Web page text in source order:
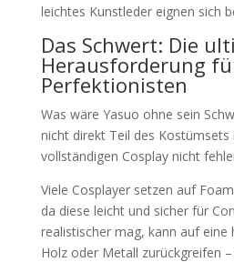
leichtes Kunstleder eignen sich
Das Schwert: Die
Herausforderung
Perfektionisten
Was wäre Yasuo ohne sein
nicht direkt Teil des
vollständigen Cosplay nicht
Viele Cosplayer setzen auf
da diese leicht und sicher für
realistischer mag, kann auf eine
Holz oder Metall zurückgreifen